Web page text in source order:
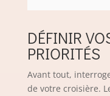
DÉFINIR
PRIORITÉS
Avant tout,
de votre croisière.